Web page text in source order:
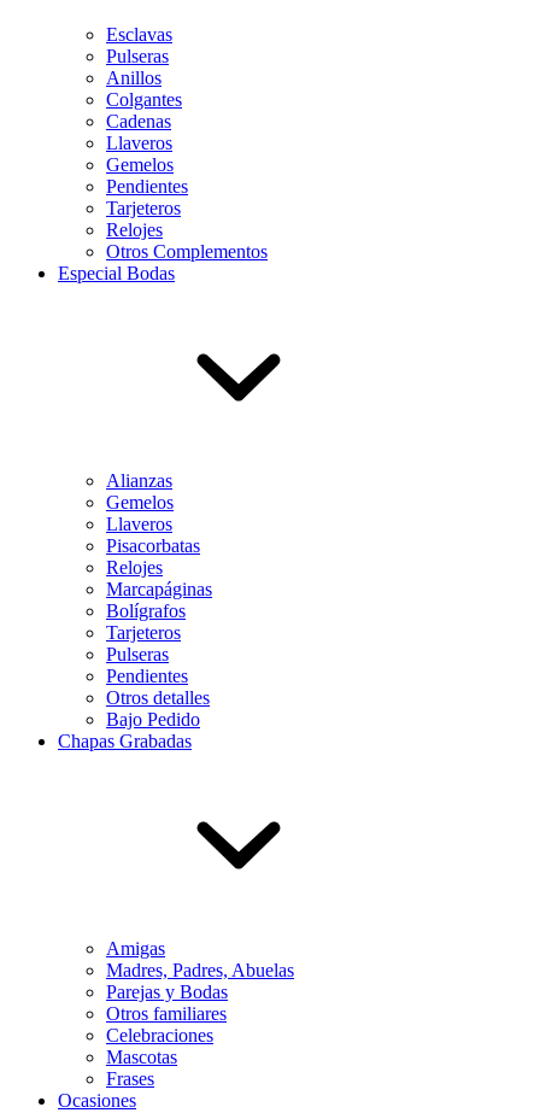
Esclavas
Pulseras
Anillos
Colgantes
Cadenas
Llaveros
Gemelos
Pendientes
Tarjeteros
Relojes
Otros Complementos
Especial Bodas
Alianzas
Gemelos
Llaveros
Pisacorbatas
Relojes
Marcapáginas
Bolígrafos
Tarjeteros
Pulseras
Pendientes
Otros detalles
Bajo Pedido
Chapas Grabadas
Amigas
Madres, Padres, Abuelas
Parejas y Bodas
Otros familiares
Celebraciones
Mascotas
Frases
Ocasiones